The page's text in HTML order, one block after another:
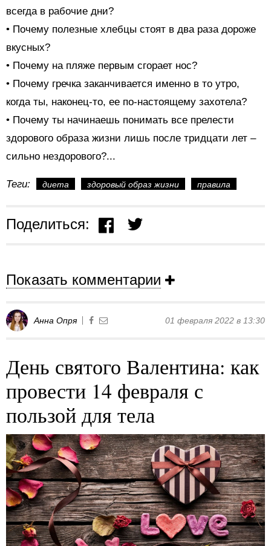
всегда в рабочие дни?
• Почему полезные хлебцы стоят в два раза дороже
вкусных?
• Почему на пляже первым сгорает нос?
• Почему гречка заканчивается именно в то утро,
когда ты, наконец-то, ее по-настоящему захотела?
• Почему ты начинаешь понимать все прелести
здорового образа жизни лишь после тридцати лет –
сильно нездорового?...
Теги: диета здоровый образ жизни правила
Поделиться:
Показать комментарии
Анна Опря 01 февраля 2022 в 13:30
День святого Валентина: как
провести 14 февраля с
пользой для тела